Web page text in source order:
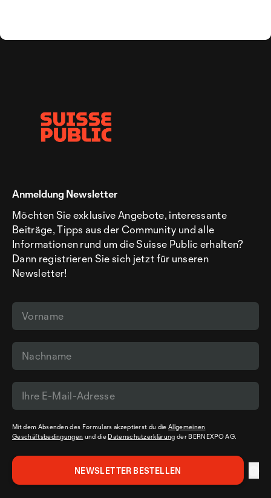
Anmeldung Newsletter
Möchten Sie exklusive Angebote, interessante
Beiträge, Tipps aus der Community und alle
Informationen rund um die Suisse Public erhalten?
Dann registrieren Sie sich jetzt für unseren
Newsletter!
Mit dem Absenden des Formulars akzeptierst du dieAllgemeinen
Geschäftsbedingungen und die Datenschutzerklärung der BERNEXPO AG.